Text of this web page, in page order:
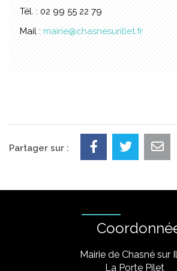
Tél. : 02 99 55 22 79
Mail : mairie@chasnesurillet.fr
Partager sur :
Mairie de Chasné sur
La Porte Pilet